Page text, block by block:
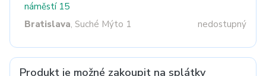
náměstí 15
Bratislava, Suché Mýto 1 nedostupný
Produkt je možné zakoupit na splátky